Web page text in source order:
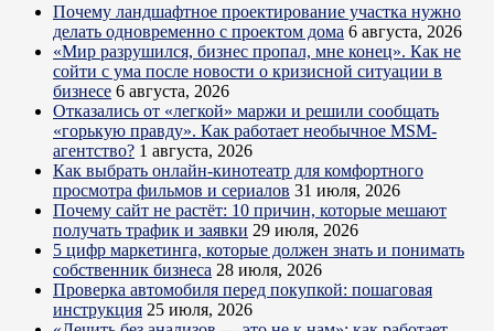
Почему ландшафтное проектирование участка нужно
делать одновременно с проектом дома 6 августа, 2026
«Мир разрушился, бизнес пропал, мне конец». Как не
сойти с ума после новости о кризисной ситуации в
бизнесе 6 августа, 2026
Отказались от «легкой» маржи и решили сообщать
«горькую правду». Как работает необычное MSM-
агентство? 1 августа, 2026
Как выбрать онлайн-кинотеатр для комфортного
просмотра фильмов и сериалов 31 июля, 2026
Почему сайт не растёт: 10 причин, которые мешают
получать трафик и заявки 29 июля, 2026
5 цифр маркетинга, которые должен знать и понимать
собственник бизнеса 28 июля, 2026
Проверка автомобиля перед покупкой: пошаговая
инструкция 25 июля, 2026